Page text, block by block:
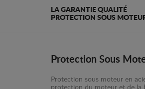
LA GARANTIE QUALITÉ
PROTECTION SOUS
Protection Sous
Protection sous moteur en